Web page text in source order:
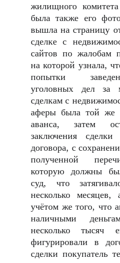
жилищного
была также его
вышла на страницу
сделке с
сайтов по жалобам
на которой узнала,
попытки
уголовных дел за
сделкам с
аферы была той же
аванса, затем
заключения сделки
договора, с
полученной
которую должны
суд, что
несколько
учётом же того, что
наличными
несколько тысяч
фигурировали в
сделки покупатель